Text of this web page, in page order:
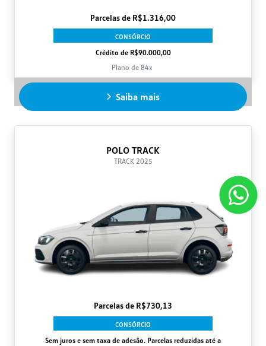
Parcelas de R$1.316,00
CONSÓRCIO
Crédito de R$90.000,00
Plano de 84x
Saiba mais
POLO TRACK
TRACK 2025
Parcelas de R$730,13
CONSÓRCIO
Sem juros e sem taxa de adesão. Parcelas reduzidas até a